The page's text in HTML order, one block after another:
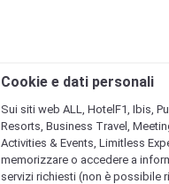
Cookie e dati personali
Sui siti web ALL, HotelF1, Ibis,
Resorts, Business Travel,
Activities & Events, Limitless
memorizzare o accedere a
servizi richiesti (non è possibile